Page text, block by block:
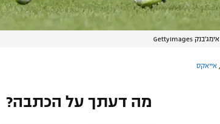
אימג'בנק GettyImages
אייאקס
מה דעתך על הכתבה?